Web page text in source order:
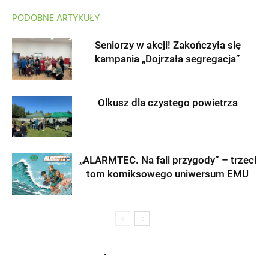
PODOBNE ARTYKUŁY
Seniorzy w akcji! Zakończyła się
kampania „Dojrzała segregacja”
Olkusz dla czystego powietrza
„ALARMTEC. Na fali przygody” – trzeci
tom komiksowego uniwersum EMU